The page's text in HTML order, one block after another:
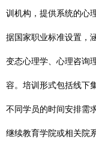
训机构，提供系统的心
据国家职业标准设置，
变态心理学、心理咨询
容。培训形式包括线下
不同学员的时间安排需
继续教育学院或相关院